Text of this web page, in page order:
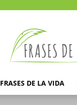
FRASES DE LA VIDA